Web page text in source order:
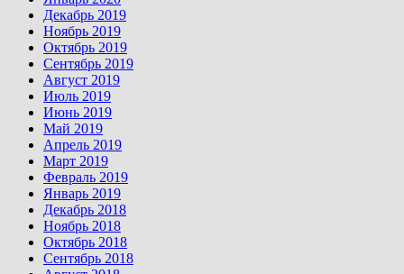
Декабрь 2019
Ноябрь 2019
Октябрь 2019
Сентябрь 2019
Август 2019
Июль 2019
Июнь 2019
Май 2019
Апрель 2019
Март 2019
Февраль 2019
Январь 2019
Декабрь 2018
Ноябрь 2018
Октябрь 2018
Сентябрь 2018